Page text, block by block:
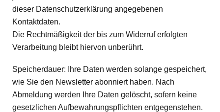
dieser Datenschutzerklärung angegebenen
Kontaktdaten.
Die Rechtmäßigkeit der bis zum Widerruf erfolgten
Verarbeitung bleibt hiervon unberührt.
Speicherdauer: Ihre Daten werden solange gespeichert,
wie Sie den Newsletter abonniert haben. Nach
Abmeldung werden Ihre Daten gelöscht, sofern keine
gesetzlichen Aufbewahrungspflichten entgegenstehen.